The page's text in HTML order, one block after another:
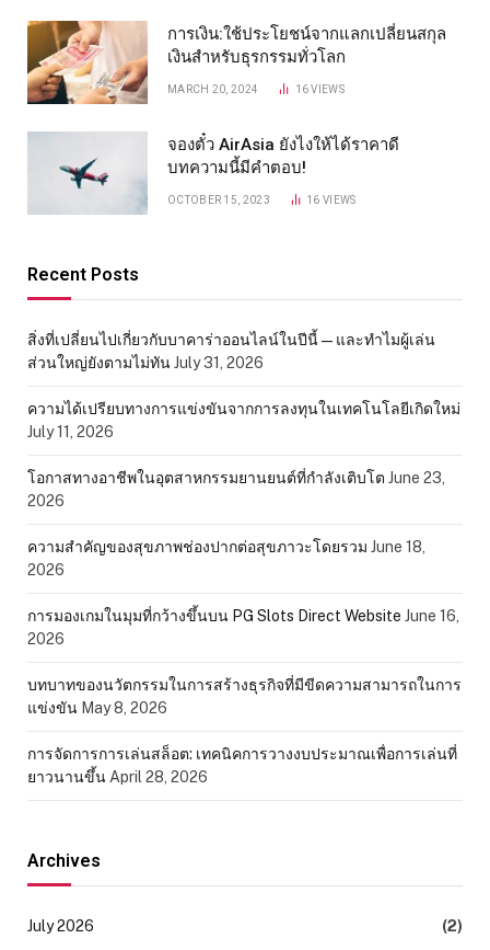
การเงิน:ใช้ประโยชน์จากแลกเปลี่ยนสกุล
เงินสำหรับธุรกรรมทั่วโลก
MARCH 20, 2024 16VIEWS
จองตั๋ว AirAsia ยังไงให้ได้ราคาดี
บทความนี้มีคำตอบ!
OCTOBER 15, 2023 16VIEWS
Recent Posts
สิ่งที่เปลี่ยนไปเกี่ยวกับบาคาร่าออนไลน์ในปีนี้ — และทำไมผู้เล่น
ส่วนใหญ่ยังตามไม่ทันJuly 31, 2026
ความได้เปรียบทางการแข่งขันจากการลงทุนในเทคโนโลยีเกิดใหม่
July 11, 2026
โอกาสทางอาชีพในอุตสาหกรรมยานยนต์ที่กำลังเติบโต June 23,
2026
ความสำคัญของสุขภาพช่องปากต่อสุขภาวะโดยรวม June 18,
2026
การมองเกมในมุมที่กว้างขึ้นบน PG Slots Direct Website June 16,
2026
บทบาทของนวัตกรรมในการสร้างธุรกิจที่มีขีดความสามารถในการ
แข่งขัน May 8, 2026
การจัดการการเล่นสล็อต: เทคนิคการวางงบประมาณเพื่อการเล่นที่
ยาวนานขึ้น April 28, 2026
Archives
July 2026
(2)